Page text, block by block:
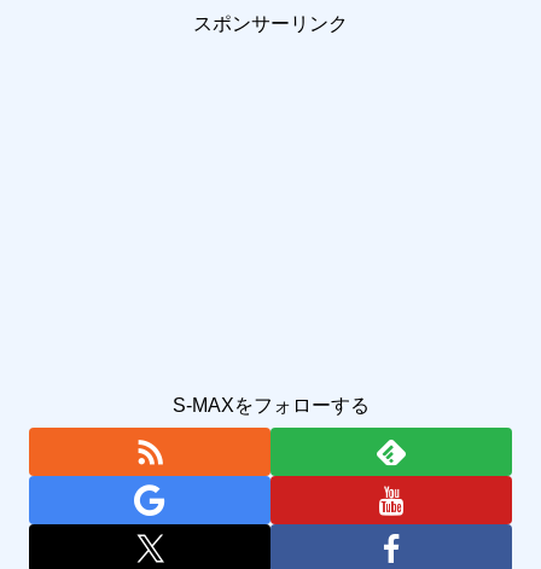
スポンサーリンク
S-MAXをフォローする